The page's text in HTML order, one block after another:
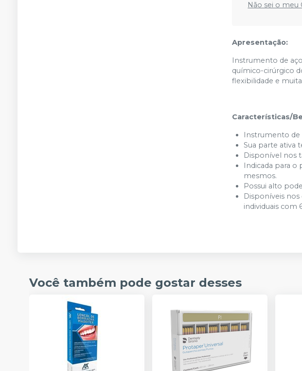
Não sei o meu
Apresentação:
Instrumento de
químico-cirúrgico
flexibilidade e
Características/
Instrumento de
Sua parte ativa
Disponível nos
Indicada para
mesmos.
Possui alto
Disponíveis
individuais com
Você também pode gostar desses